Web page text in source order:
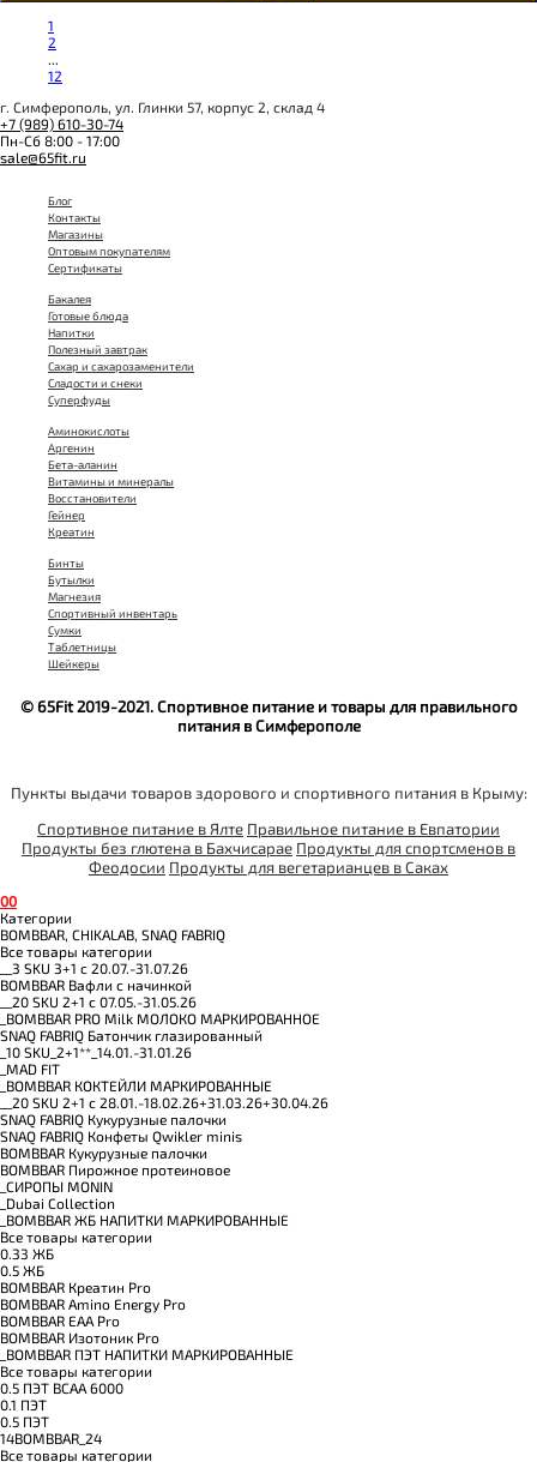
1
2
12
г. Симферополь, ул. Глинки 57, корпус 2, склад 4
+7 (989) 610-30-74
Пн-Сб 8:00 - 17:00
sale@65fit.ru
Блог
Контакты
Магазины
Оптовым покупателям
Сертификаты
Бакалея
Готовые блюда
Напитки
Полезный завтрак
Сахар и сахарозаменители
Сладости и снеки
Суперфуды
Аминокислоты
Аргенин
Бета-аланин
Витамины и минералы
Восстановители
Гейнер
Креатин
Бинты
Бутылки
Магнезия
Спортивный инвентарь
Сумки
Таблетницы
Шейкеры
© 65Fit 2019-2021. Спортивное питание и товары для правильного
питания в Симферополе
Пункты выдачи товаров здорового и спортивного питания в Крыму:
Спортивное питание в Ялте Правильное питание в Евпатории
Продукты без глютена в Бахчисарае Продукты для спортсменов в
Феодосии Продукты для вегетарианцев в Саках
00
Категории
BOMBBAR, CHIKALAB, SNAQ FABRIQ
Все товары категории
__3 SKU 3+1 с 20.07.-31.07.26
BOMBBAR Вафли с начинкой
__20 SKU 2+1 с 07.05.-31.05.26
_BOMBBAR PRO Milk МОЛОКО МАРКИРОВАННОЕ
SNAQ FABRIQ Батончик глазированный
_10 SKU_2+1**_14.01.-31.01.26
_MAD FIT
_BOMBBAR КОКТЕЙЛИ МАРКИРОВАННЫЕ
__20 SKU 2+1 с 28.01.-18.02.26+31.03.26+30.04.26
SNAQ FABRIQ Кукурузные палочки
SNAQ FABRIQ Конфеты Qwikler minis
BOMBBAR Кукурузные палочки
BOMBBAR Пирожное протеиновое
_CИРОПЫ MONIN
_Dubai Collection
_BOMBBAR ЖБ НАПИТКИ МАРКИРОВАННЫЕ
Все товары категории
0.33 ЖБ
0.5 ЖБ
BOMBBAR Креатин Pro
BOMBBAR Amino Energy Pro
BOMBBAR EAA Pro
BOMBBAR Изотоник Pro
_BOMBBAR ПЭТ НАПИТКИ МАРКИРОВАННЫЕ
Все товары категории
0.5 ПЭТ ВСАА 6000
0.1 ПЭТ
0.5 ПЭТ
14BOMBBAR_24
Все товары категории